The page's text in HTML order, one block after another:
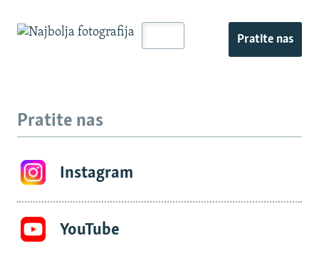
Pratite nas
Pratite nas
Instagram
YouTube